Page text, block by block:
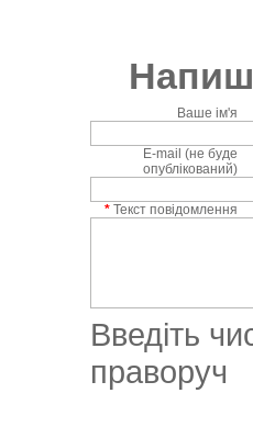
Ваше ім'я
E-mail (не буде
опублікований)
* Текст повідомлення
Введіть
праворуч